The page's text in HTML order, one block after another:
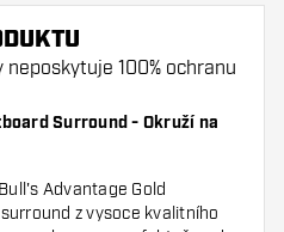
100% ochranu
Surround - Okruží na
Advantage Gold
z vysoce kvalitního